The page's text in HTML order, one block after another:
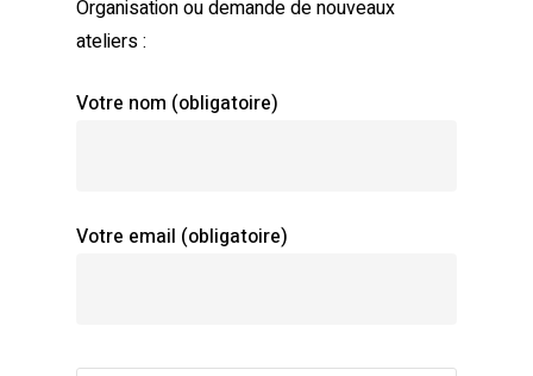
Organisation ou demande de nouveaux
ateliers :
Votre nom (obligatoire)
Votre email (obligatoire)